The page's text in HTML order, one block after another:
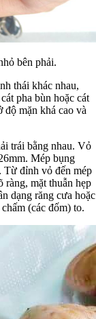
bên phải.
thái khác nhau,
pha bùn hoặc cát
độ mặn khá cao và
trái bằng nhau. Vỏ
Mép bụng
Từ đỉnh vỏ đến mép
ràng, mặt thuẫn hẹp
dạng răng cưa hoặc
(các đốm) to.